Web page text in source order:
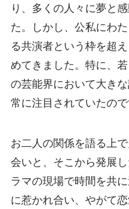
り、多くの人々に夢と
た。しかし、公私にわ
る共演者という枠を超
めてきました。特に、
の芸能界において大き
常に注目されていたので
お二人の関係を語る上
会いと、そこから発展
ラマの現場で時間を共
に惹かれ合い、やがて